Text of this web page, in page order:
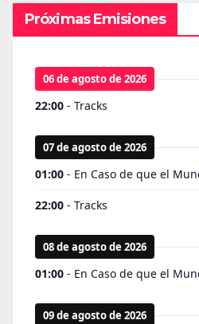
Próximas Emisiones